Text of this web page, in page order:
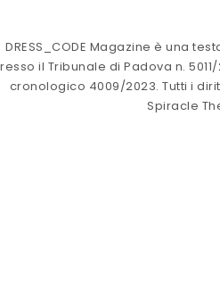
DRESS_CODE Magazine è una
il Tribunale di Padova n.
cronologico 4009/2023. Tutti i
Spiracle